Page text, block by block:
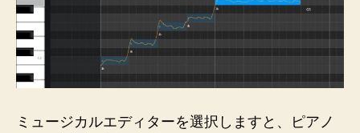
ミュージカルエディターを選択しますと、ピアノ